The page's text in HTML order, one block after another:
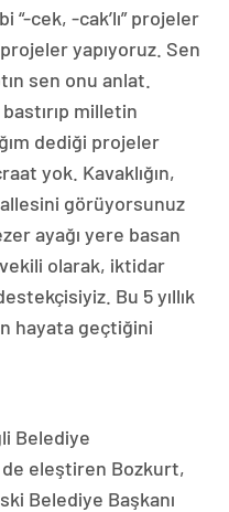
“-cek, -cak’lı” projeler
yapıyoruz. Sen
sen onu anlat.
bastırıp milletin
dediği projeler
yok. Kavaklığın,
görüyorsunuz
ayağı yere basan
olarak, iktidar
Bu 5 yıllık
hayata geçtiğini
Belediye
de eleştiren Bozkurt,
Belediye Başkanı